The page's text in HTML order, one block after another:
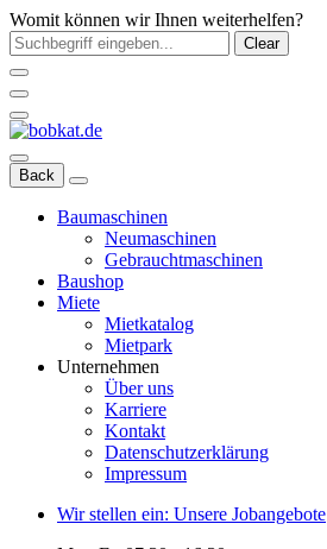
Womit können wir Ihnen weiterhelfen?
Clear
Back
Baumaschinen
Neumaschinen
Gebrauchtmaschinen
Baushop
Miete
Mietkatalog
Mietpark
Unternehmen
Über uns
Karriere
Kontakt
Datenschutzerklärung
Impressum
Wir stellen ein: Unsere Jobangebote